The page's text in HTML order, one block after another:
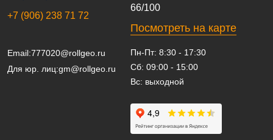
66/100
Посмотреть на карте
+7 (906) 238 71 72
Email:777020@rollgeo.ru
Для юр. лиц:gm@rollgeo.ru
Пн-Пт: 8:30 - 17:30
Сб: 09:00 - 15:00
Вс: выходной